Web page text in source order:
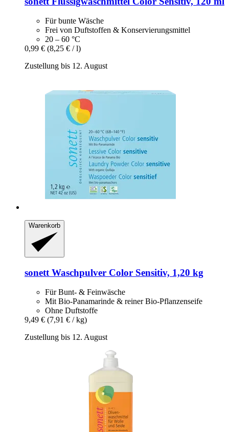
Für bunte Wäsche
Frei von Duftstoffen & Konservierungsmittel
20 – 60 °C
0,99 € (8,25 € / l)
Zustellung bis 12. August
Warenkorb
sonett Waschpulver Color Sensitiv, 1,20 kg
Für Bunt- & Feinwäsche
Mit Bio-Panamarinde & reiner Bio-Pflanzenseife
Ohne Duftstoffe
9,49 € (7,91 € / kg)
Zustellung bis 12. August